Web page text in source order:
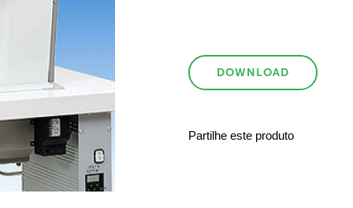
DOWNLOAD
Partilhe este produto